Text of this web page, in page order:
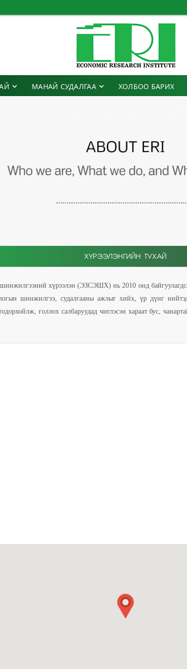
МАНАЙ СУДАЛГАА ХОЛБОО БАРИХ
ХҮРЭЭЛЭНГИЙН ТУХАЙ
шинжилгээний хүрээлэн (ЭЗСЭШХ) нь 2010 онд
шинжилгээ, судалгааны ажлыг хийх, үр дүнг
голлох салбаруудад чиглэсэн хараат бус,